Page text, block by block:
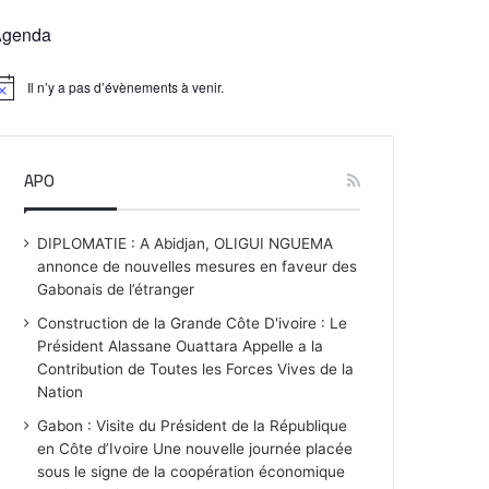
Il n’y a pas d’évènements à venir.
APO
DIPLOMATIE : A Abidjan, OLIGUI NGUEMA
annonce de nouvelles mesures en faveur des
Gabonais de l’étranger
Construction de la Grande Côte D'ivoire : Le
Président Alassane Ouattara Appelle a la
Contribution de Toutes les Forces Vives de la
Nation
Gabon : Visite du Président de la République
en Côte d’Ivoire Une nouvelle journée placée
sous le signe de la coopération économique